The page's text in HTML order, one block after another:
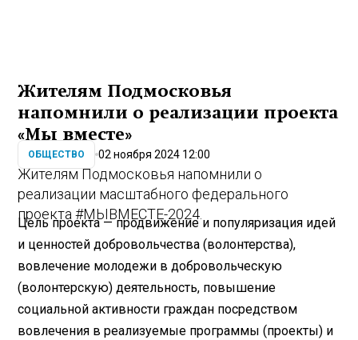
Жителям Подмосковья
напомнили о реализации проекта
«Мы вместе»
ОБЩЕСТВО 02 ноября 2024 12:00
Жителям Подмосковья напомнили о
реализации масштабного федерального
проекта #МЫВМЕСТЕ-2024.
Цель проекта — продвижение и популяризация идей
и ценностей добровольчества (волонтерства),
вовлечение молодежи в добровольческую
(волонтерскую) деятельность, повышение
социальной активности граждан посредством
вовлечения в реализуемые программы (проекты) и